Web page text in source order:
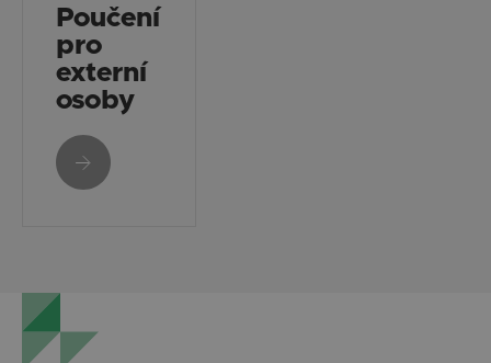
Poučení
pro
externí
osoby